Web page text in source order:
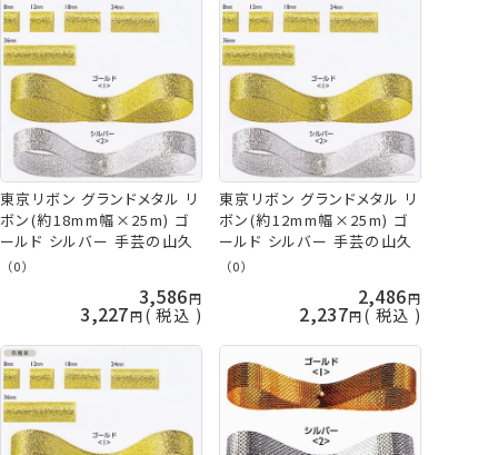
東京リボン グランドメタル リ
ボン(約18mm幅×25m) ゴ
ールド シルバー 手芸の山久
（0）
3,586
3,227 税込
東京リボン グランドメタル リ
ボン(約12mm幅×25m) ゴ
ールド シルバー 手芸の山久
（0）
2,486
2,237 税込